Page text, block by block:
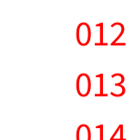
012
013